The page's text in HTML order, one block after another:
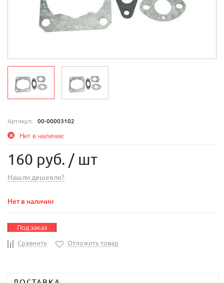
Артикул: 00-00003102
Нет в наличии:
160 руб. / шт
Нашли дешевле?
Нет в наличии
Под заказ
Сравнить Отложить товар